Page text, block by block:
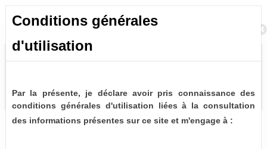
Délibérations du Conseil Municipal (1838-2014)
Conditions générales
d'utilisation
Par la présente, je déclare avoir pris connaissance des
conditions générales d'utilisation liées à la consultation
des informations présentes sur ce site et m'engage à :